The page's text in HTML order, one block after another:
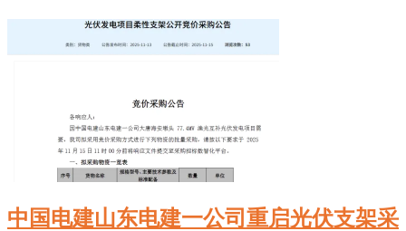
中国电建山东电建一公司重启光伏支架采